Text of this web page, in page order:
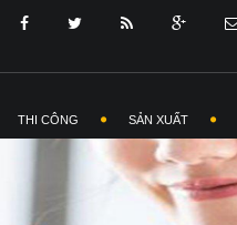
THI CÔNG SẢN XUẤT